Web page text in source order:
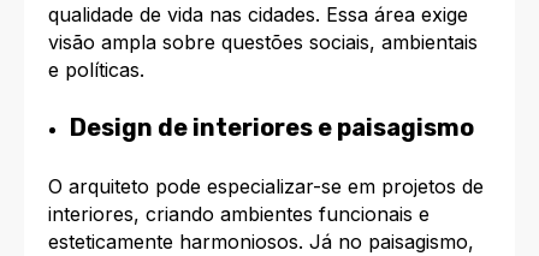
qualidade de vida nas cidades. Essa área exige
visão ampla sobre questões sociais, ambientais
e políticas.
Design de interiores e paisagismo
O arquiteto pode especializar-se em projetos de
interiores, criando ambientes funcionais e
esteticamente harmoniosos. Já no paisagismo,